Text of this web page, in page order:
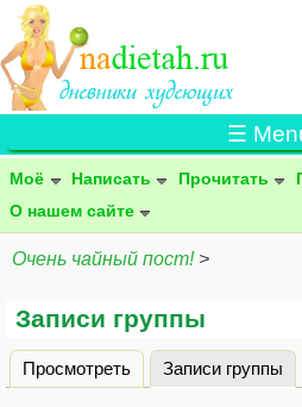
☰
Моё Написать Прочитать
О нашем сайте
Очень чайный пост! >
Записи группы
Главные вкладки
Просмотреть Записи группы